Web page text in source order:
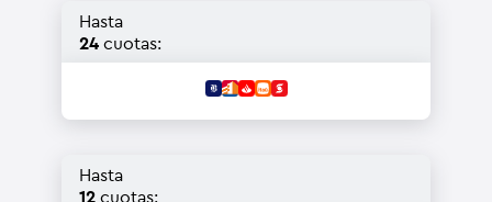
Hasta
24 cuotas:
Hasta
12 cuotas: